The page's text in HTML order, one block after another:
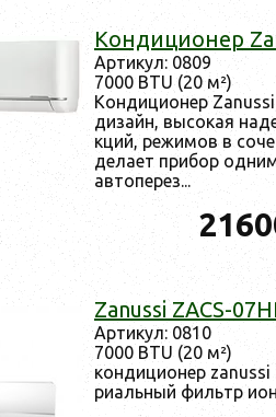
Кон­ди­ци­онер
Ар­ти­кул: 0809
7000 BTU (20 м²)
Кон­ди­ци­онер
ди­зайн, вы­сокая
кций, ре­жимов в
де­ла­ет при­бор
ав­то­перез...
Zanussi ZACS-
Ар­ти­кул: 0810
7000 BTU (20 м²)
кон­ди­ци­онер
ри­аль­ный филь­тр